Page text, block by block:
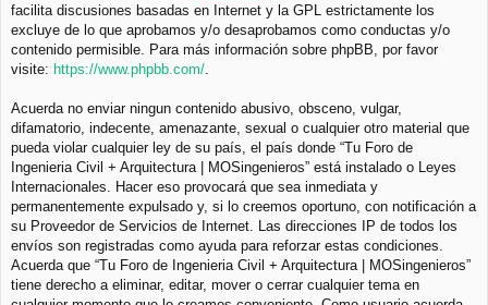
facilita discusiones basadas en Internet y la GPL estrictamente los
excluye de lo que aprobamos y/o desaprobamos como conductas y/o
contenido permisible. Para más información sobre phpBB, por favor
visite: https://www.phpbb.com/
Acuerda no enviar ningun contenido abusivo, obsceno, vulgar,
difamatorio, indecente, amenazante, sexual o cualquier otro material que
pueda violar cualquier ley de su país, el país donde “Tu Foro de
Ingenieria Civil + Arquitectura | MOSingenieros” está instalado o Leyes
Internacionales. Hacer eso provocará que sea inmediata y
permanentemente expulsado y, si lo creemos oportuno, con notificación a
su Proveedor de Servicios de Internet. Las direcciones IP de todos los
envíos son registradas como ayuda para reforzar estas condiciones.
Acuerda que “Tu Foro de Ingenieria Civil + Arquitectura | MOSingenieros”
tiene derecho a eliminar, editar, mover o cerrar cualquier tema en